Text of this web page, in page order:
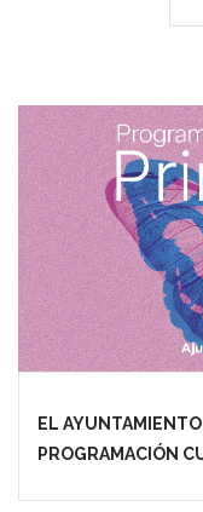
EL
PROGRAMACIÓN